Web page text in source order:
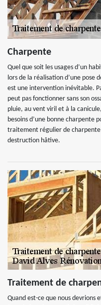
Charpente
Quel que soit les usages d’un
lors de la réalisation d’une
est une intervention inévitable.
peut pas fonctionner sans son
pluie, au vent viril et à la
besoins d’une bonne charpente
traitement régulier de
destruction hâtive.
Traitement de
Quand est-ce que nous